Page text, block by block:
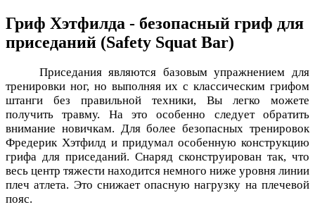
Гриф Хэтфилда - безопасный гриф для
приседаний (Safety Squat Bar)
Приседания являются базовым упражнением для
тренировки ног, но выполняя их с классическим грифом
штанги без правильной техники, Вы легко можете
получить травму. На это особенно следует обратить
внимание новичкам. Для более безопасных тренировок
Фредерик Хэтфилд и придумал особенную конструкцию
грифа для приседаний. Снаряд сконструирован так, что
весь центр тяжести находится немного ниже уровня линии
плеч атлета. Это снижает опасную нагрузку на плечевой
пояс.